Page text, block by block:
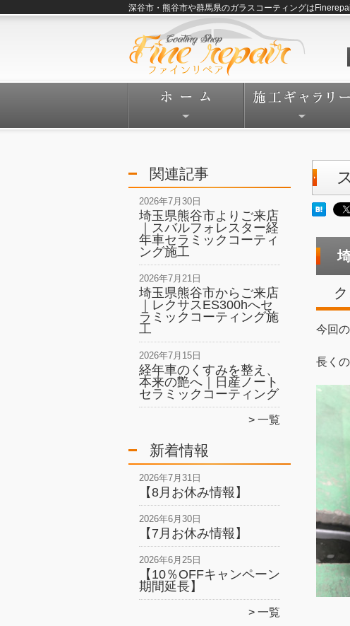
深谷市・熊谷市や群馬県のガラスコーティングは
関連記事
2026年7月30日
埼玉県熊谷市よりご来店
｜スバルフォレスター経
年車セラミックコーティ
ング施工
2026年7月21日
埼玉県熊谷市からご来店
｜レクサスES300hへセ
ラミックコーティング施
工
2026年7月15日
経年車のくすみを整え、
本来の艶へ｜日産ノート
セラミックコーティング
一覧
新着情報
2026年7月31日
【8月お休み情報】
2026年6月30日
【7月お休み情報】
2026年6月25日
【10％OFFキャンペーン
期間延長】
一覧
今回
長く